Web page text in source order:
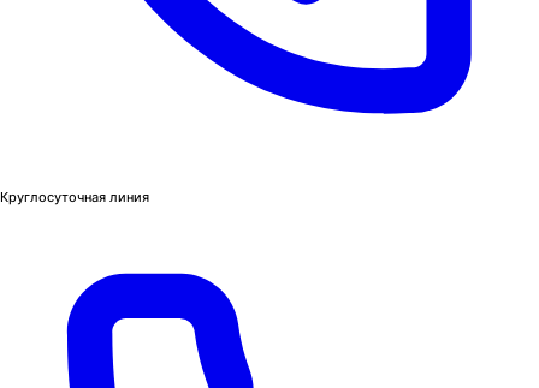
Круглосуточная линия